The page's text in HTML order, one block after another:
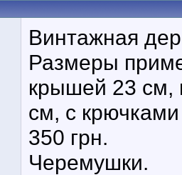
Винтажная
Размеры
крышей 23 см,
см, с
350 грн.
Черемушки.